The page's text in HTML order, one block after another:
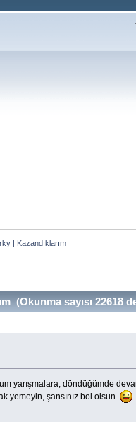
| Kazandıklarım
(Okunma sayısı 22618
yarışmalara, döndüğümde
yemeyin, şansınız bol olsun.